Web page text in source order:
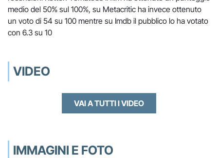
medio del 50% sul 100%, su Metacritic ha invece ottenuto
un voto di 54 su 100 mentre su Imdb il pubblico lo ha votato
con 6.3 su 10
VIDEO
VAI A TUTTI I VIDEO
IMMAGINI E FOTO